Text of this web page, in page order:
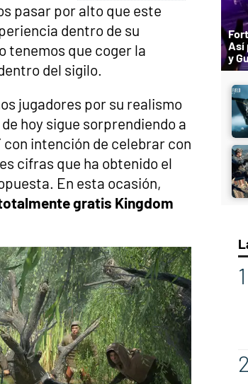
pasar por alto que este
dentro de su
tenemos que coger la
del sigilo.
jugadores por su realismo
hoy sigue sorprendiendo a
intención de celebrar con
cifras que ha obtenido el
En esta ocasión,
gratis Kingdom
Así
y